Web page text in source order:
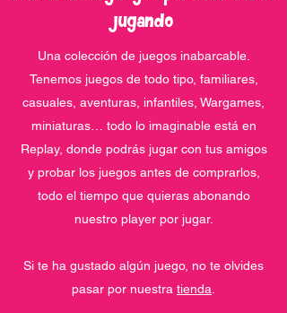
jugando
Una colección de juegos inabarcable.
Tenemos juegos de todo tipo, familiares,
casuales, aventuras, infantiles, Wargames,
miniaturas… todo lo imaginable está en
Replay, donde podrás jugar con tus amigos
y probar los juegos antes de comprarlos,
todo el tiempo que quieras abonando
nuestro player por jugar.
Si te ha gustado algún juego, no te olvides
pasar por nuestra tienda